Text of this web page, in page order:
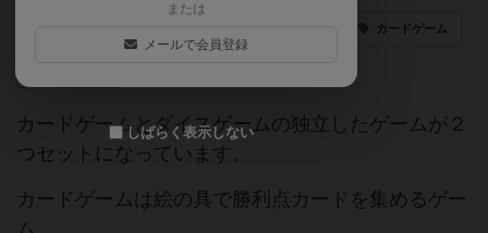
カードゲーム
カードゲームとダイスゲームの独立したゲームが２
つセットになっています。
カードゲームは絵の具で勝利点カードを集めるゲー
ム。
または
メールで会員登録
しばらく表示しない